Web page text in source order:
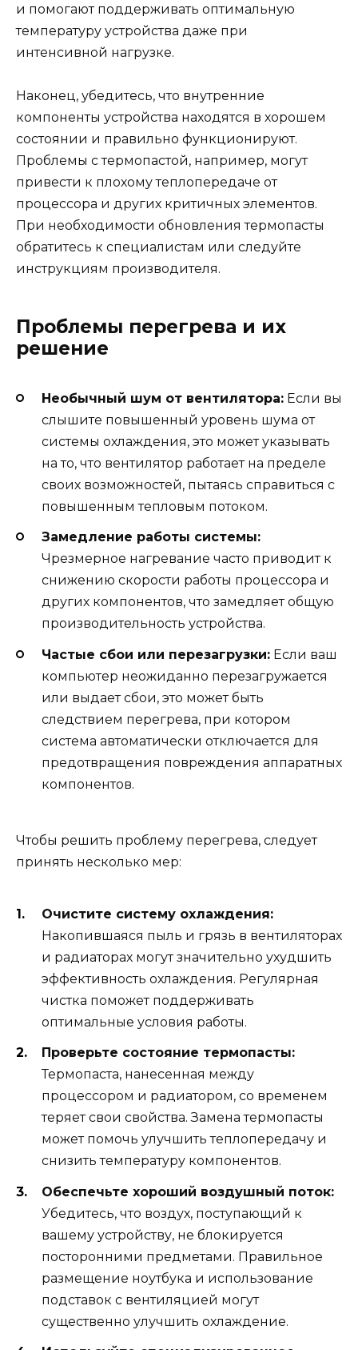
и помогают поддерживать оптимальную
температуру устройства даже при
интенсивной нагрузке.
Наконец, убедитесь, что внутренние
компоненты устройства находятся в хорошем
состоянии и правильно функционируют.
Проблемы с термопастой, например, могут
привести к плохому теплопередаче от
процессора и других критичных элементов.
При необходимости обновления термопасты
обратитесь к специалистам или следуйте
инструкциям производителя.
Проблемы перегрева и их
решение
Необычный шум от вентилятора: Если вы
слышите повышенный уровень шума от
системы охлаждения, это может указывать
на то, что вентилятор работает на пределе
своих возможностей, пытаясь справиться с
повышенным тепловым потоком.
Замедление работы системы:
Чрезмерное нагревание часто приводит к
снижению скорости работы процессора и
других компонентов, что замедляет общую
производительность устройства.
Частые сбои или перезагрузки: Если ваш
компьютер неожиданно перезагружается
или выдает сбои, это может быть
следствием перегрева, при котором
система автоматически отключается для
предотвращения повреждения аппаратных
компонентов.
Чтобы решить проблему перегрева, следует
принять несколько мер:
Очистите систему охлаждения:
Накопившаяся пыль и грязь в вентиляторах
и радиаторах могут значительно ухудшить
эффективность охлаждения. Регулярная
чистка поможет поддерживать
оптимальные условия работы.
Проверьте состояние термопасты:
Термопаста, нанесенная между
процессором и радиатором, со временем
теряет свои свойства. Замена термопасты
может помочь улучшить теплопередачу и
снизить температуру компонентов.
Обеспечьте хороший воздушный поток:
Убедитесь, что воздух, поступающий к
вашему устройству, не блокируется
посторонними предметами. Правильное
размещение ноутбука и использование
подставок с вентиляцией могут
существенно улучшить охлаждение.